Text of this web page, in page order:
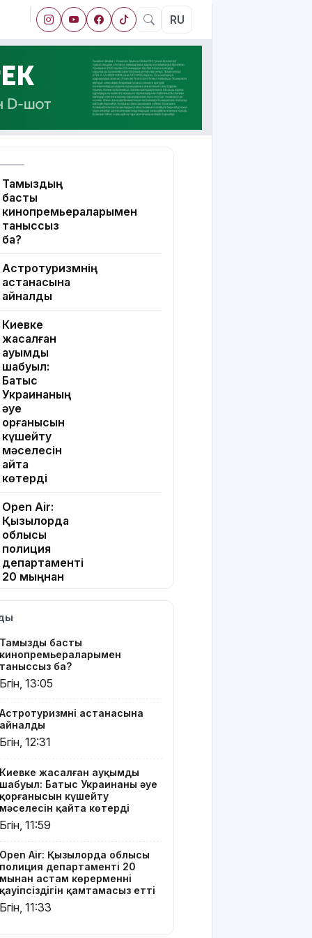
RU
Тамыздың
басты
кинопремьераларымен
таныссыз
ба?
Астротуризмнің
астанасына
айналды
Киевке
жасалған
ауқымды
шабуыл:
Батыс
Украинаның
әуе
қорғанысын
күшейту
мәселесін
қайта
көтерді
Open Air:
Қызылорда
облысы
полиция
департаменті
20 мыңнан
қауіпсіздігін
етті
әскеріне
қолбасшы
тағайындалды.
Екі
ендігі
беталысы
қалай
болмақ?
шешесі бас
тартпақ
болған":
Джеки Чан
туралы сіз
Тамыздың басты
кинопремьераларымен
таныссыз ба?
Бүгін, 13:05
Астротуризмнің астанасына
айналды
Бүгін, 12:31
Киевке жасалған ауқымды
шабуыл: Батыс Украинаның әуе
қорғанысын күшейту
мәселесін қайта көтерді
Бүгін, 11:59
Open Air: Қызылорда облысы
полиция департаменті 20
мыңнан астам көрерменнің
қауіпсіздігін қамтамасыз етті
Бүгін, 11:33